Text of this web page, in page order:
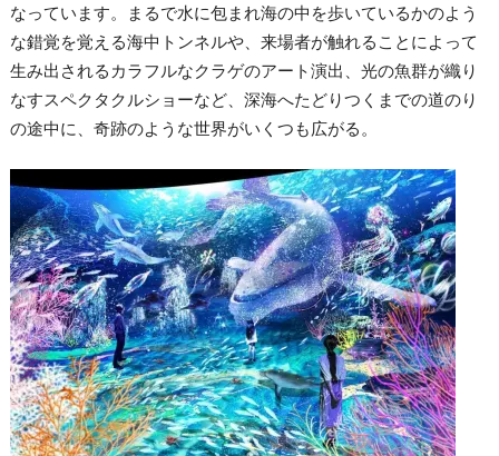
なっています。まるで水に包まれ海の中を歩いているかのよう
な錯覚を覚える海中トンネルや、来場者が触れることによって
生み出されるカラフルなクラゲのアート演出、光の魚群が織り
なすスペクタクルショーなど、深海へたどりつくまでの道のり
の途中に、奇跡のような世界がいくつも広がる。